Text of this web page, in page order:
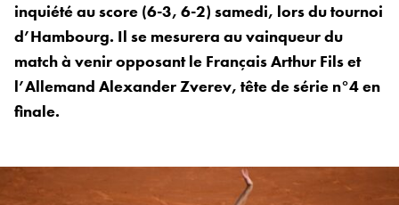
inquiété au score (6-3, 6-2) samedi, lors du tournoi
d’Hambourg. Il se mesurera au vainqueur du
match à venir opposant le Français Arthur Fils et
l’Allemand Alexander Zverev, tête de série n°4 en
finale.